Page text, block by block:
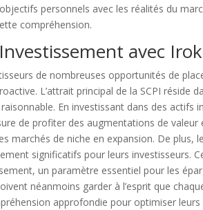
personnels avec les réalités du
compréhension.
avec
de nombreuses opportunités de
L’attrait principal de la SCPI réside
En investissant dans des actifs
de profiter des augmentations de
marchés de niche en expansion. De plus,
significatifs pour leurs investisseurs.
un paramètre essentiel pour les
néanmoins garder à l’esprit que
approfondie pour optimiser leurs